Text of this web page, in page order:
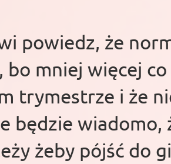
powiedz, że
bo mniej więcej
trymestrze i że
będzie wiadomo,
żeby pójść do